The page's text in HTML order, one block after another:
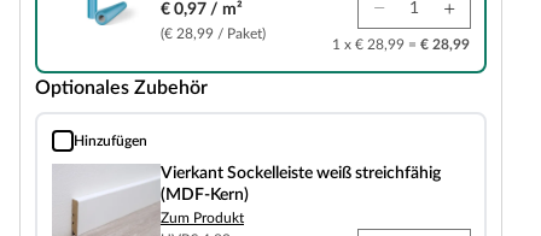
€ 0,97 / m²
(€ 28,99 / Paket)
1 x € 28,99 = € 28,99
Optionales Zubehör
Hinzufügen
Vierkant Sockelleiste weiß streichfähig (MDF-Kern)
Vierkant Sockelleiste weiß streichfähig
(MDF-Kern)
Zum Produkt